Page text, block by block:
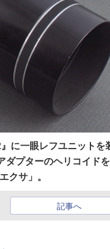
に一眼レフユニットを
ダプターのヘリコイド
クサ」。
記事へ